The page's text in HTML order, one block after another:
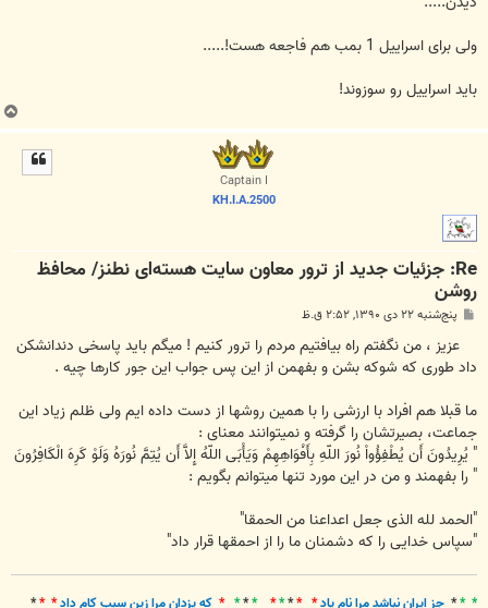
ولی برای اسراییل 1 بمب هم فاجعه هست!.....
باید اسراییل رو سوزوند!
ب
ا
Captain I
KH.I.A.2500
Re: جزئیات جدید از ترور معاون سایت هسته‌ای نطنز/ محافظ
روشن
پ
ت
پنج‌شنبه ۲۲ دی ۱۳۹۰, ۲:۵۲ ق.ظ
عزیز ، من نگفتم راه بیافتیم مردم را ترور کنیم ! میگم باید پاسخی دندانشکن
داد طوری که شوکه بشن و بفهمن از این پس جواب این جور کارها چیه .
ما قبلا هم افراد با ارزشی را با همین روشها از دست داده ایم ولی ظلم زیاد این
جماعت، بصیرتشان را گرفته و نمیتوانند معنای :
" يُرِيدُونَ أَن يُطْفِؤُواْ نُورَ اللّهِ بِأَفْوَاهِهِمْ وَيَأْبَى اللّهُ إِلاَّ أَن يُتِمَّ نُورَهُ وَلَوْ كَرِهَ الْكَافِرُونَ
" را بفهمند و من در این مورد تنها میتوانم بگویم :
"الحمد لله الذی جعل اعداعنا من الحمقا"
"سپاس خدایی را که دشمنان ما را از احمقها قرار داد"
* *
* جز ايران نباشد مرا نام ياد* *
*
*
*
*
*
*
* که يزدان مرا زين سبب کام داد* *
*